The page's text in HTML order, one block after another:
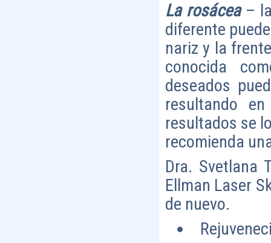
La rosácea –
diferente
nariz y la
conocida
deseados
resultando
resultados se
recomienda
Dra. Svetlana
Ellman Laser
de nuevo.